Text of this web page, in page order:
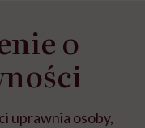
o
uprawnia osoby,